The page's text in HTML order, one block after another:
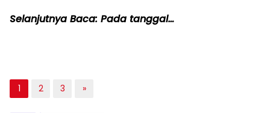
Selanjutnya Baca: Pada tanggal…
1 2 3 »